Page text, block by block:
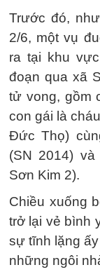
Trước đó,
2/6, một vụ
ra tại khu
đoạn qua xã
tử vong, gồm
con gái là
Đức Thọ)
(SN 2014)
Sơn Kim 2).
Chiều xuống
trở lại vẻ bình
sự tĩnh lặng
những ngôi